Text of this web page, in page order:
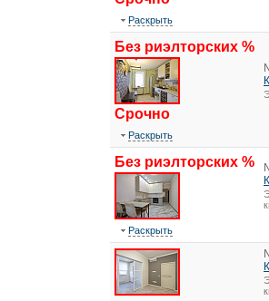
Раскрыть
Без риэлторских %
Срочно
Раскрыть
Без риэлторских %
Раскрыть